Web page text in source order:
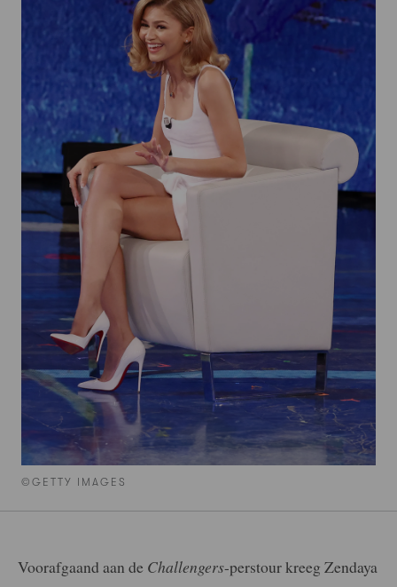
©GETTY IMAGES
Voorafgaand aan de Challengers-perstour kreeg Zendaya